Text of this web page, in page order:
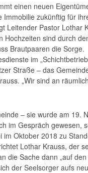
einen neuen
zukünftig für
Leitender Pastor Lothar
Hochzeiten sind durch
Brautpaaren die Sorge.
im
Straße – das
„Wir sind an
– sie wurde am 19.
im Gespräch gewesen,
Oktober 2018 zu
Lothar Krauss, der
die Sache dann „auf den
der Seelsorger aufs